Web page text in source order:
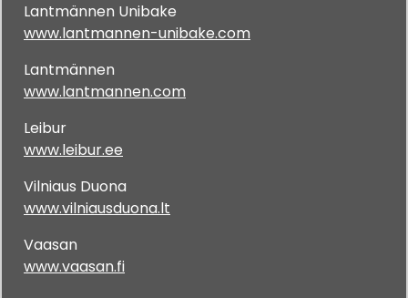
Lantmännen Unibake
www.lantmannen-unibake.com
Lantmännen
www.lantmannen.com
Leibur
www.leibur.ee
Vilniaus Duona
www.vilniausduona.lt
Vaasan
www.vaasan.fi